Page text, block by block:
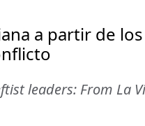
a partir de
leaders: From La